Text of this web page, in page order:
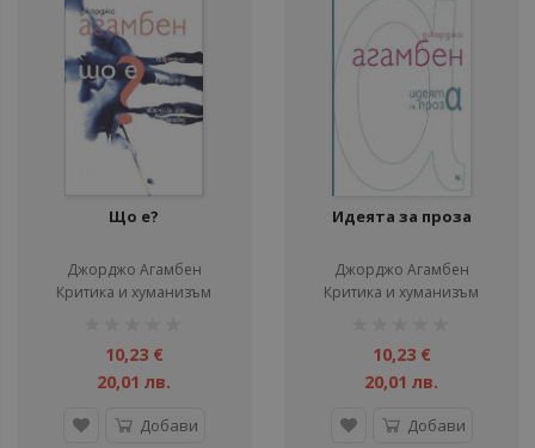
Що е?
Джорджо Агамбен
Критика и хуманизъм
10,23 €
20,01 лв.
Добави
Идеята за проза
Джорджо Агамбен
Критика и хуманизъм
10,23 €
20,01 лв.
Добави